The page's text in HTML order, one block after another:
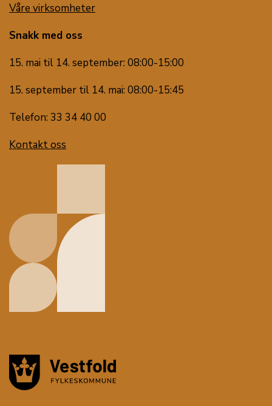
Våre virksomheter
Snakk med oss
15. mai til 14. september: 08:00-15:00
15. september til 14. mai: 08:00-15:45
Telefon: 33 34 40 00
Kontakt oss